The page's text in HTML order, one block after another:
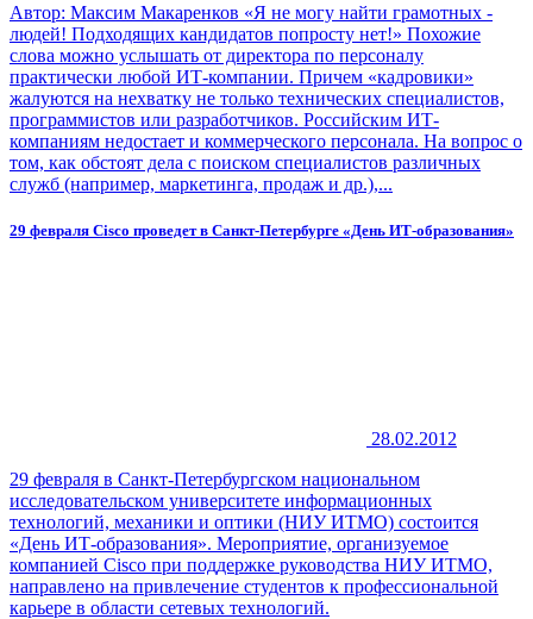
Автор: Максим Макаренков «Я не могу найти грамотных ­
людей! Подходящих кандидатов попросту нет!» Похожие
слова можно услышать от директора по персоналу
практически любой ИТ-компании. Причем «кадро­вики»
жалуются на нехватку не только технических специалистов,
программистов или разработчиков. Российским ИТ-
компаниям недостает и коммерческого персонала. На вопрос о
том, как обстоят дела с поиском специалистов различных
служб (например, маркетинга, продаж и др.),...
29 февраля Cisco проведет в Санкт-Петербурге «День ИТ-образования»
28.02.2012
29 февраля в Санкт-Петербургском национальном
исследовательском университете информационных
технологий, механики и оптики (НИУ ИТМО) состоится
«День ИТ-образования». Мероприятие, организуемое
компанией Cisco при поддержке руководства НИУ ИТМО,
направлено на привлечение студентов к профессиональной
карьере в области сетевых технологий.